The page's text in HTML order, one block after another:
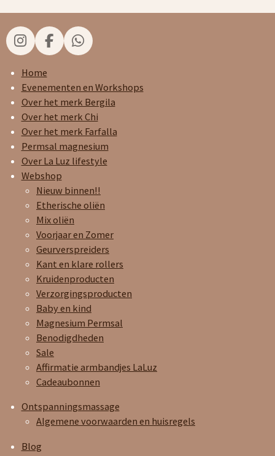
I
n
s
t
a
g
r
a
m
F
a
e
b
o
o
k
W
h
t
s
A
p
p
Home
Evenementen en Workshops
Over het merk Bergila
Over het merk Chi
Over het merk Farfalla
Permsal magnesium
Over La Luz lifestyle
Webshop
Nieuw binnen!!
Etherische oliën
Mix oliën
Voorjaar en Zomer
Geurverspreiders
Kant en klare rollers
Kruidenproducten
Verzorgingsproducten
Baby en kind
Magnesium Permsal
Benodigdheden
Sale
Affirmatie armbandjes LaLuz
Cadeaubonnen
Ontspanningsmassage
Algemene voorwaarden en huisregels
Blog